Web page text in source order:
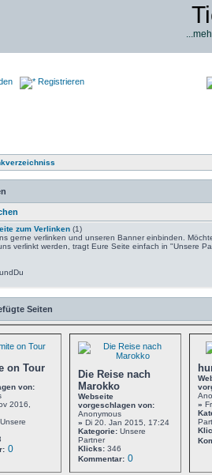
Registrieren
zum Verlinken (1)
gerne verlinken und unseren Banner einbinden.
verlinkt werden, tragt Eure Seite einfach in "Unsere
Seiten
on Tour
von:
2016,
Unsere
0
Die Reise nach
Marokko
Webseite
vorgeschlagen von:
Anonymous
» Di 20. Jan 2015, 17:24
Kategorie: Unsere
Partner
Klicks: 346
Kommentar: 0
»